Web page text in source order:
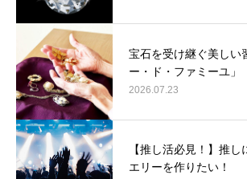
宝石を受け継ぐ美しい
ー・ド・ファミーユ」
2026.07.23
【推し活必見！】推し
エリーを作りたい！